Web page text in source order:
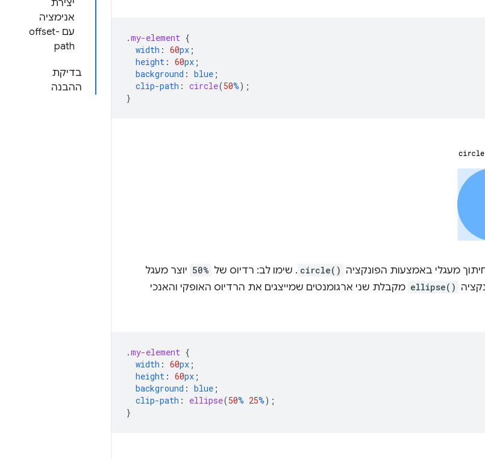
יצירת
אנימציה
עם offset-
path
בדיקת
ההבנה
.my-element {
width : 60px ;
height : 60px ;
background : blue ;
clip-path : circle(50%);
}
מעגלי באמצעות הפונקציה circle() . שימו לב: רדיוס של 50% יוצר מעגל
ellipse() מקבלת שני ארגומנטים שמייצגים את הרדיוס האופקי והאנכי
.my-element {
width : 60px ;
height : 60px ;
background : blue ;
clip-path : ellipse(50% 25%);
}